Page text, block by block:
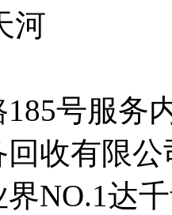
河
号服务
收有限公
NO.1达